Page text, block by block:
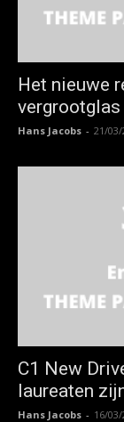
Het nieuwe
vergrootglas
Hans Jacobs - 21/03/
C1 New
laureaten
Hans Jacobs - 16/